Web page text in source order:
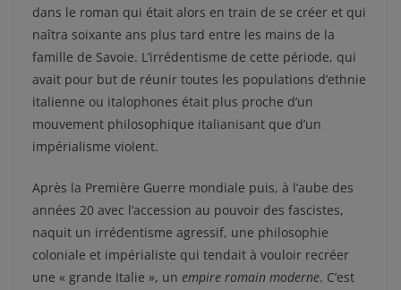
dans le roman qui était alors en train de se créer et qui
naîtra soixante ans plus tard entre les mains de la
famille de Savoie. L’irrédentisme de cette période, qui
avait pour but de réunir toutes les populations d’ethnie
italienne ou italophones était plus proche d’un
mouvement philosophique italianisant que d’un
impérialisme violent.
Après la Première Guerre mondiale puis, à l’aube des
années 20 avec l’accession au pouvoir des fascistes,
naquit un irrédentisme agressif, une philosophie
coloniale et impérialiste qui tendait à vouloir recréer
une « grande Italie », un empire romain moderne. C’est